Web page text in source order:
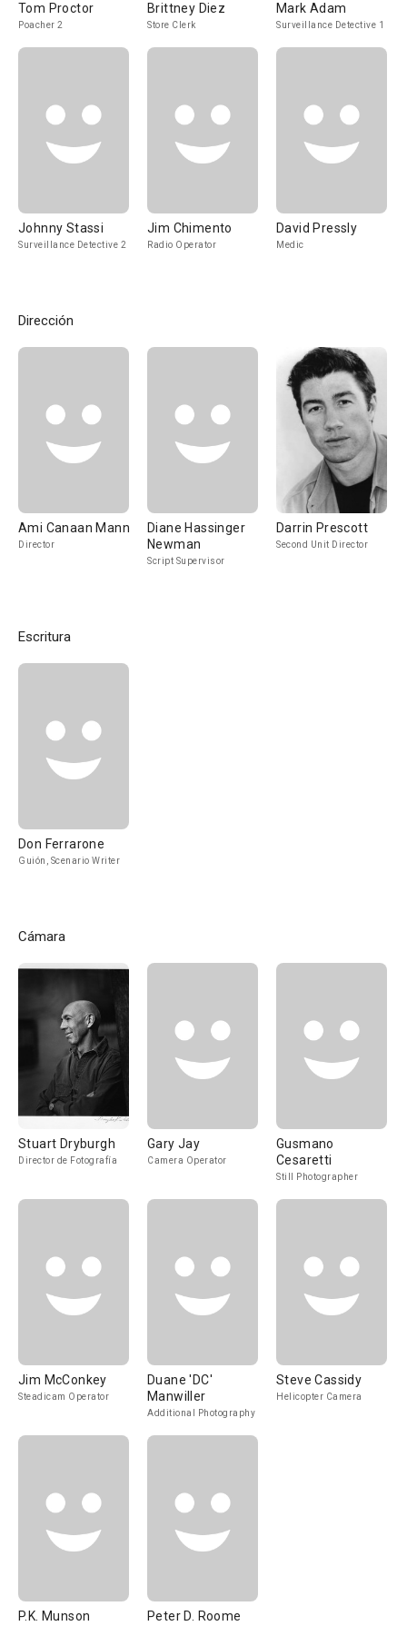
Tom Proctor
Poacher 2
Brittney Diez
Store Clerk
Mark Adam
Surveillance Detective 1
Johnny Stassi
Surveillance Detective 2
Jim Chimento
Radio Operator
David Pressly
Medic
Dirección
Ami Canaan Mann
Director
Diane Hassinger
Newman
Script Supervisor
Darrin Prescott
Second Unit Director
Escritura
Don Ferrarone
Guión, Scenario Writer
Cámara
Stuart Dryburgh
Director de Fotografía
Gary Jay
Camera Operator
Gusmano
Cesaretti
Still Photographer
Jim McConkey
Steadicam Operator
Duane 'DC'
Manwiller
Additional Photography
Steve Cassidy
Helicopter Camera
P.K. Munson Peter D. Roome